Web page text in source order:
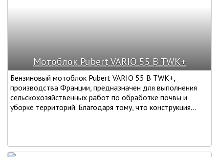
Мотоблок Pubert VARIO 55 B TWK+
Бензиновый мотоблок Pubert VARIO 55 B TWK+,
производства Франции, предназначен для выполнения
сельскохозяйственных работ по обработке почвы и
уборке территорий. Благодаря тому, что конструкция...